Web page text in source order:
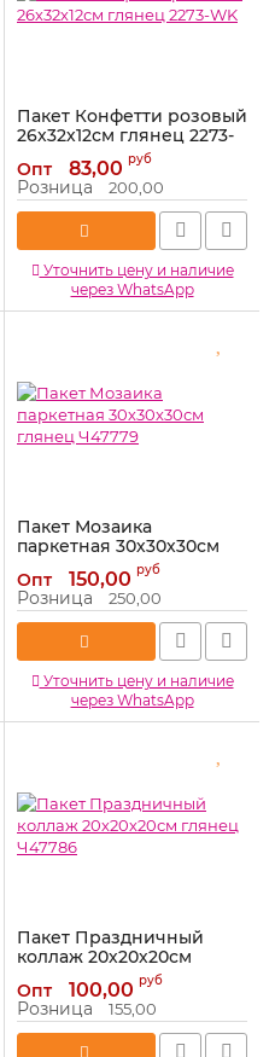
Пакет Конфетти розовый
26х32х12см глянец 2273-
Артикул: 2273-WK
Опт 83,00 руб
Розница 200,00
Уточнить цену и наличие
через WhatsApp
Пакет Мозаика
паркетная 30х30х30см
глянец Ч47779
Артикул: Ч47779
Опт 150,00 руб
Розница 250,00
Уточнить цену и наличие
через WhatsApp
Пакет Праздничный
коллаж 20х20х20см
глянец Ч47786
Артикул: Ч47786
Опт 100,00 руб
Розница 155,00